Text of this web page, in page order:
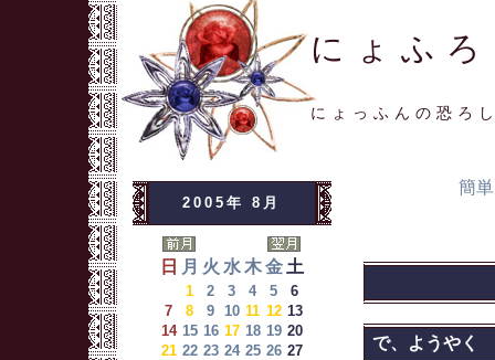
にょふ
にょっふんの恐ろ
2005年 8月
日 月 火 水 木 金 土
1 2 3 4 5
6
7
8 9 10 11 12 13
14 15 16 17 18 19 20
21 22 23 24 25 26 27
簡
で、ようやく